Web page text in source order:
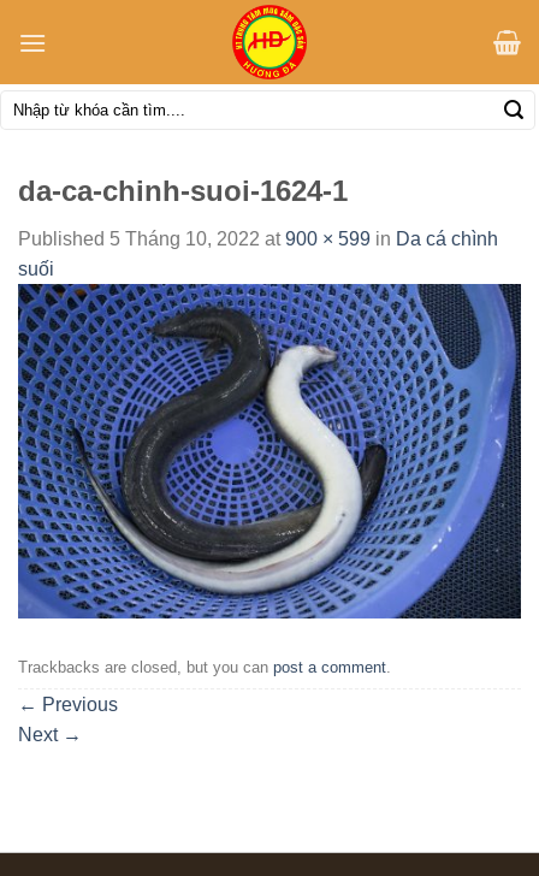
Tìm
kiếm:
da-ca-chinh-suoi-1624-1
Published 5 Tháng 10, 2022 at900 × 599 in Da cá chình
suối
Trackbacks are closed, but you can post a comment
← Previous
Next →